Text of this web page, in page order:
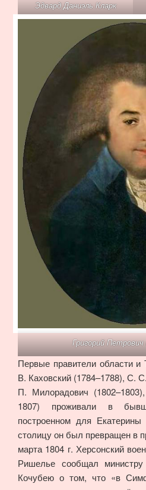
Эдвард Даниэль Кларк
Григорий
Первые правители области и
В. Каховский (1784–1788), С.
П. Милорадович
1807) проживали в
построенном для
столицу он был превращен в
марта 1804 г. Херсонский
Ришелье сообщал
Кочубею о том, что «в